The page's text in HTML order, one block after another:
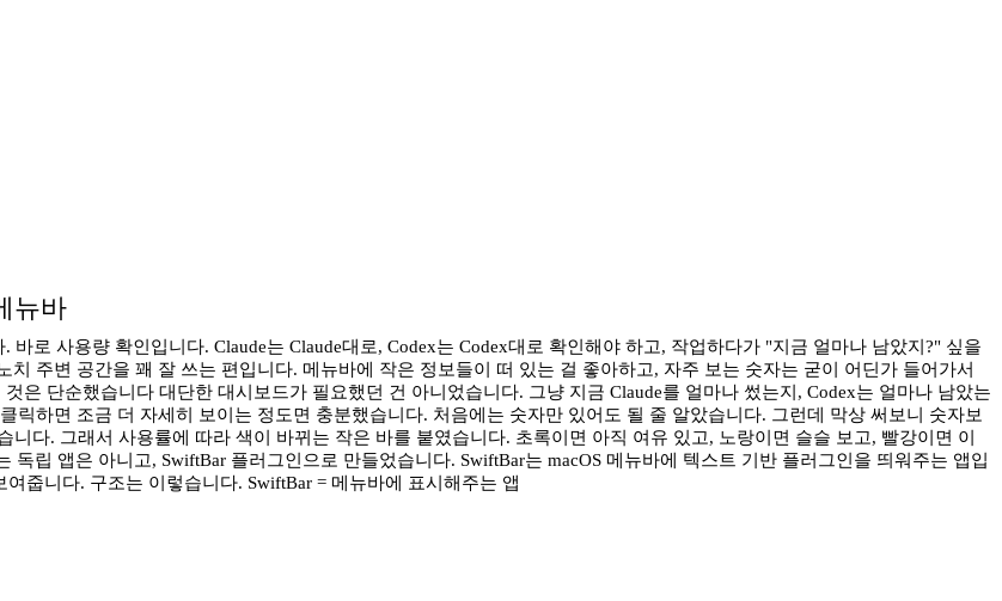
뉴바
로 사용량 확인입니다. Claude는 Claude대로, Codex는 Codex대로 확인해야 하고, 작업하다가 "지금 얼마나 남았지?" 싶을
주변 공간을 꽤 잘 쓰는 편입니다. 메뉴바에 작은 정보들이 떠 있는 걸 좋아하고, 자주 보는 숫자는 굳이 어딘가 들어가서
은 단순했습니다 대단한 대시보드가 필요했던 건 아니었습니다. 그냥 지금 Claude를 얼마나 썼는지, Codex는 얼마나 남았는
하면 조금 더 자세히 보이는 정도면 충분했습니다. 처음에는 숫자만 있어도 될 줄 알았습니다. 그런데 막상 써보니 숫자보
다. 그래서 사용률에 따라 색이 바뀌는 작은 바를 붙였습니다. 초록이면 아직 여유 있고, 노랑이면 슬슬 보고, 빨강이면 이
립 앱은 아니고, SwiftBar 플러그인으로 만들었습니다. SwiftBar는 macOS 메뉴바에 텍스트 기반 플러그인을 띄워주는 앱입
줍니다. 구조는 이렇습니다. SwiftBar = 메뉴바에 표시해주는 앱